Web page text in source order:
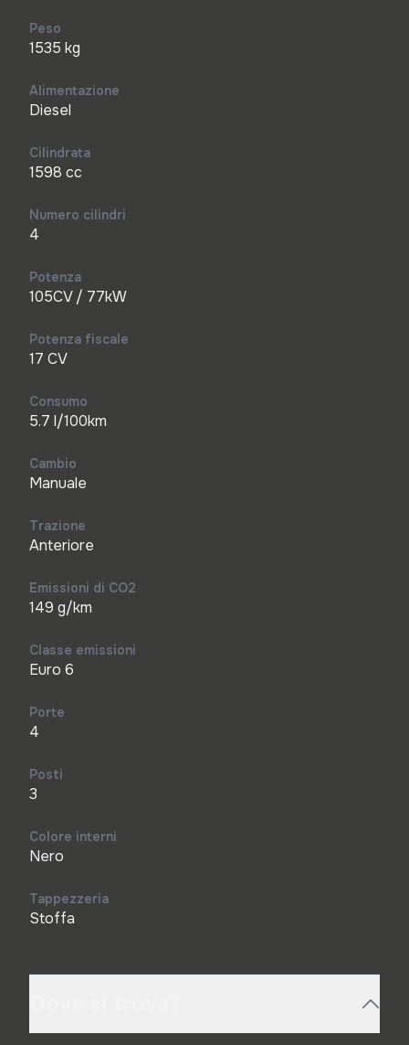
Peso
1535 kg
Alimentazione
Diesel
Cilindrata
1598 cc
Numero cilindri
4
Potenza
105CV / 77kW
Potenza fiscale
17 CV
Consumo
5.7 l/100km
Cambio
Manuale
Trazione
Anteriore
Emissioni di CO2
149 g/km
Classe emissioni
Euro 6
Porte
4
Posti
3
Colore interni
Nero
Tappezzeria
Stoffa